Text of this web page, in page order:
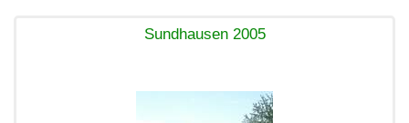
Sundhausen 2005